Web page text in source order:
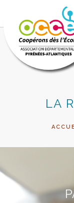
GESTION ET
RECHERCHER
LA